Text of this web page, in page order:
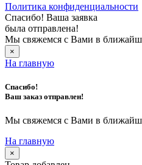
Политика конфиденциальности
Спасибо! Ваша заявка
была отправлена!
Мы свяжемся с Вами в
×
На главную
Спасибо!
Ваш заказ отправлен!
Мы свяжемся с Вами в
На главную
×